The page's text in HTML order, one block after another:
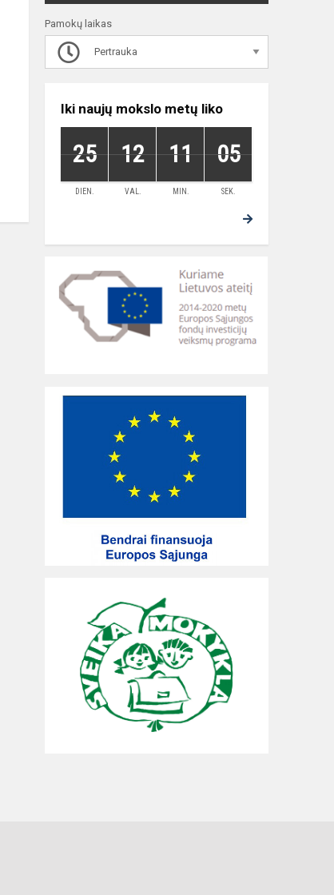
Pamokų laikas
Pertrauka
Iki naujų mokslo metų liko
25 12 11 05
DIEN. VAL. MIN. SEK.